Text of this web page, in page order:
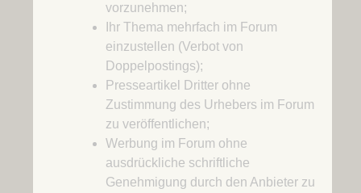
vorzunehmen;
Ihr Thema mehrfach im Forum
einzustellen (Verbot von
Doppelpostings);
Presseartikel Dritter ohne
Zustimmung des Urhebers im Forum
zu veröffentlichen;
Werbung im Forum ohne
ausdrückliche schriftliche
Genehmigung durch den Anbieter zu